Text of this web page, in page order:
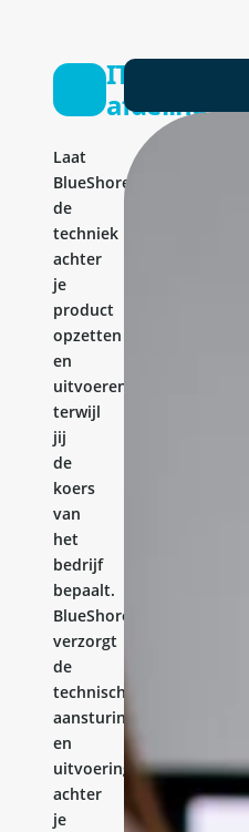
IT-
afdeling
Laat
BlueShores
de
techniek
achter
je
product
opzetten
en
uitvoeren,
terwijl
jij
de
koers
van
het
bedrijf
bepaalt.
BlueShores
verzorgt
de
technische
aansturing
en
uitvoering
achter
je